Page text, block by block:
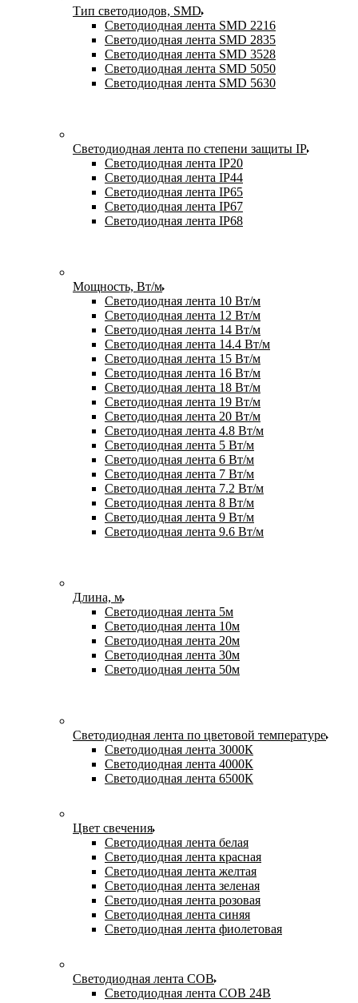
Тип светодиодов, SMD
Cветодиодная лента SMD 2216
Светодиодная лента SMD 2835
Светодиодная лента SMD 3528
Светодиодная лента SMD 5050
Светодиодная лента SMD 5630
Светодиодная лента по степени защиты IP
Светодиодная лента IP20
Светодиодная лента IP44
Светодиодная лента IP65
Светодиодная лента IP67
Светодиодная лента IP68
Мощность, Вт/м
Светодиодная лента 10 Вт/м
Светодиодная лента 12 Вт/м
Светодиодная лента 14 Вт/м
Светодиодная лента 14.4 Вт/м
Светодиодная лента 15 Вт/м
Светодиодная лента 16 Вт/м
Светодиодная лента 18 Вт/м
Светодиодная лента 19 Вт/м
Светодиодная лента 20 Вт/м
Светодиодная лента 4.8 Вт/м
Светодиодная лента 5 Вт/м
Светодиодная лента 6 Вт/м
Светодиодная лента 7 Вт/м
Светодиодная лента 7.2 Вт/м
Светодиодная лента 8 Вт/м
Светодиодная лента 9 Вт/м
Светодиодная лента 9.6 Вт/м
Длина, м
Светодиодная лента 5м
Светодиодная лента 10м
Светодиодная лента 20м
Светодиодная лента 30м
Светодиодная лента 50м
Светодиодная лента по цветовой температуре
Светодиодная лента 3000К
Светодиодная лента 4000К
Светодиодная лента 6500К
Цвет свечения
Светодиодная лента белая
Светодиодная лента красная
Светодиодная лента желтая
Светодиодная лента зеленая
Светодиодная лента розовая
Светодиодная лента синяя
Светодиодная лента фиолетовая
Светодиодная лента COB
Светодиодная лента COB 24В